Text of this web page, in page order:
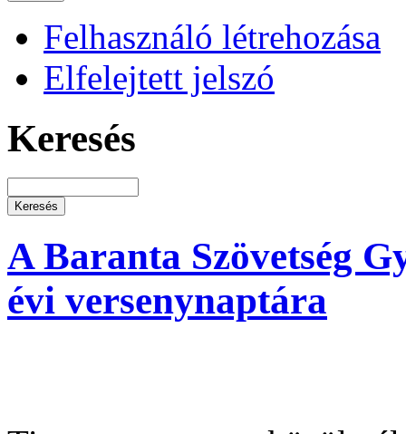
Felhasználó létrehozása
Elfelejtett jelszó
Keresés
A Baranta Szövetség
évi versenynaptára